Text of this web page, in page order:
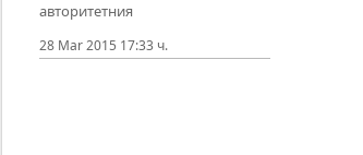
авторитетния
28 Mar 2015 17:33 ч.